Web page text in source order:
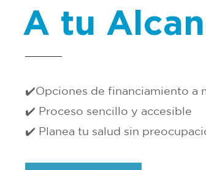
A tu
✔️Opciones de financiamiento a
✔️ Proceso sencillo y accesible
✔️ Planea tu salud sin